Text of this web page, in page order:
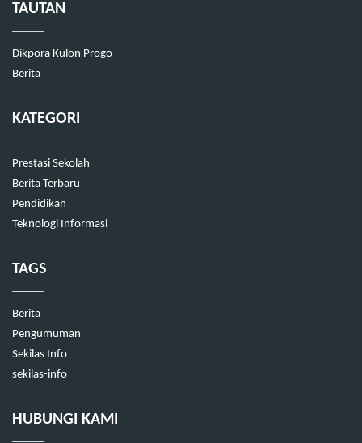
TAUTAN
Dikpora Kulon Progo
Berita
KATEGORI
Prestasi Sekolah
Berita Terbaru
Pendidikan
Teknologi Informasi
TAGS
Berita
Pengumuman
Sekilas Info
sekilas-info
HUBUNGI KAMI